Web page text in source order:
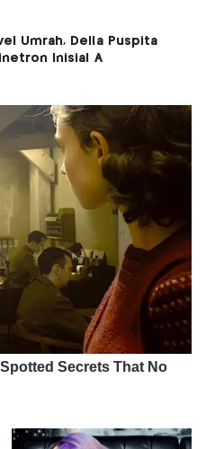
Umrah, Della Puspita
Inisial A